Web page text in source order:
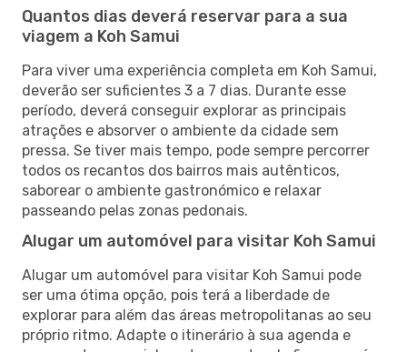
Quantos dias deverá reservar para a sua
viagem a Koh Samui
Para viver uma experiência completa em Koh Samui,
deverão ser suficientes 3 a 7 dias. Durante esse
período, deverá conseguir explorar as principais
atrações e absorver o ambiente da cidade sem
pressa. Se tiver mais tempo, pode sempre percorrer
todos os recantos dos bairros mais autênticos,
saborear o ambiente gastronómico e relaxar
passeando pelas zonas pedonais.
Alugar um automóvel para visitar Koh Samui
Alugar um automóvel para visitar Koh Samui pode
ser uma ótima opção, pois terá a liberdade de
explorar para além das áreas metropolitanas ao seu
próprio ritmo. Adapte o itinerário à sua agenda e